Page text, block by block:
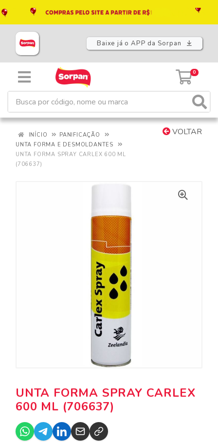
Baixe já o APP da Sorpan
0
VOLTAR
INÍCIO
PANIFICAÇÃO
UNTA FORMA E DESMOLDANTES
UNTA FORMA SPRAY CARLEX 600 ML
(706637)
UNTA FORMA SPRAY CARLEX
600 ML (706637)